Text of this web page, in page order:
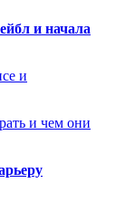
и начала
и
и чем они